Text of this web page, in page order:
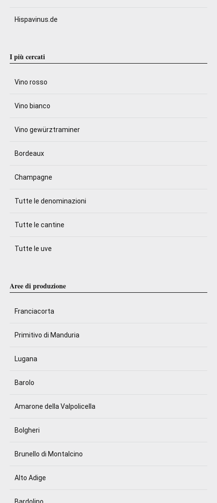
Hispavinus.de
I più cercati
Vino rosso
Vino bianco
Vino gewürztraminer
Bordeaux
Champagne
Tutte le denominazioni
Tutte le cantine
Tutte le uve
Aree di produzione
Franciacorta
Primitivo di Manduria
Lugana
Barolo
Amarone della Valpolicella
Bolgheri
Brunello di Montalcino
Alto Adige